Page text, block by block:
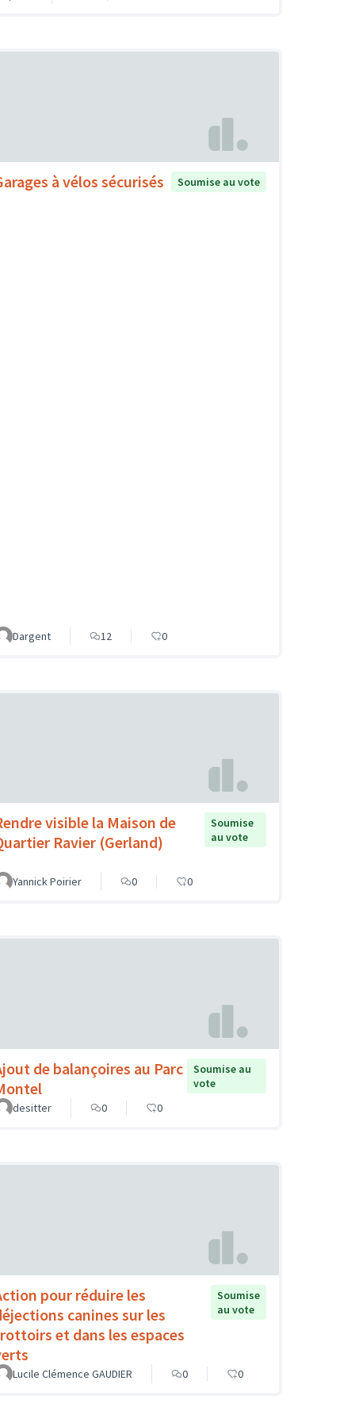
à vélos sécurisés Soumise au vote
Dargent 12 0
visible la Maison de
Ravier (Gerland)
Soumise
au vote
Yannick Poirier 0 0
de balançoires au Parc
Soumise au
vote
desitter
0 0
pour réduire les
canines sur les
et dans les espaces
Soumise
au vote
Lucile Clémence GAUDIER 0 0